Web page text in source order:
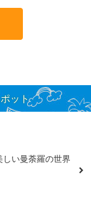
ット
い曼荼羅の世界